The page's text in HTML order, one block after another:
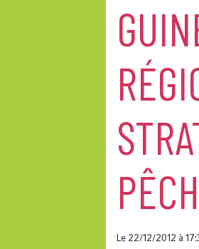
Le 22/12/2012à